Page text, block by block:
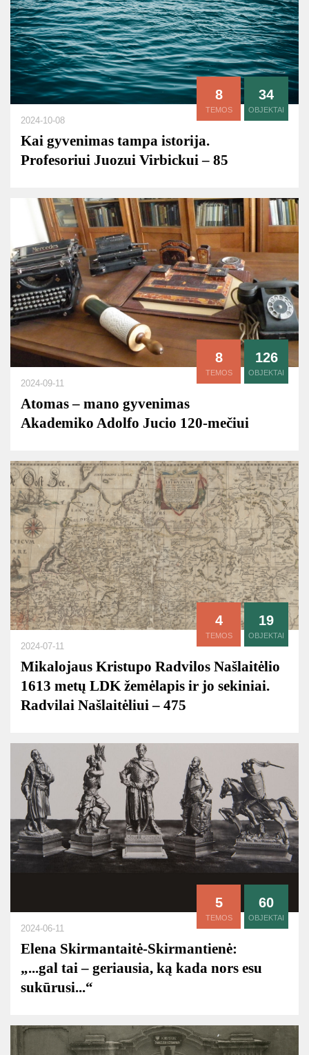
8
TEMOS
34
OBJEKTAI
2024-10-08
Kai gyvenimas tampa istorija.
Profesoriui Juozui Virbickui – 85
8
TEMOS
126
OBJEKTAI
2024-09-11
Atomas – mano gyvenimas
Akademiko Adolfo Jucio 120-mečiui
4
TEMOS
19
OBJEKTAI
2024-07-11
Mikalojaus Kristupo Radvilos Našlaitėlio
1613 metų LDK žemėlapis ir jo sekiniai.
Radvilai Našlaitėliui – 475
5
TEMOS
60
OBJEKTAI
2024-06-11
Elena Skirmantaitė-Skirmantienė:
„...gal tai – geriausia, ką kada nors esu
sukūrusi...“